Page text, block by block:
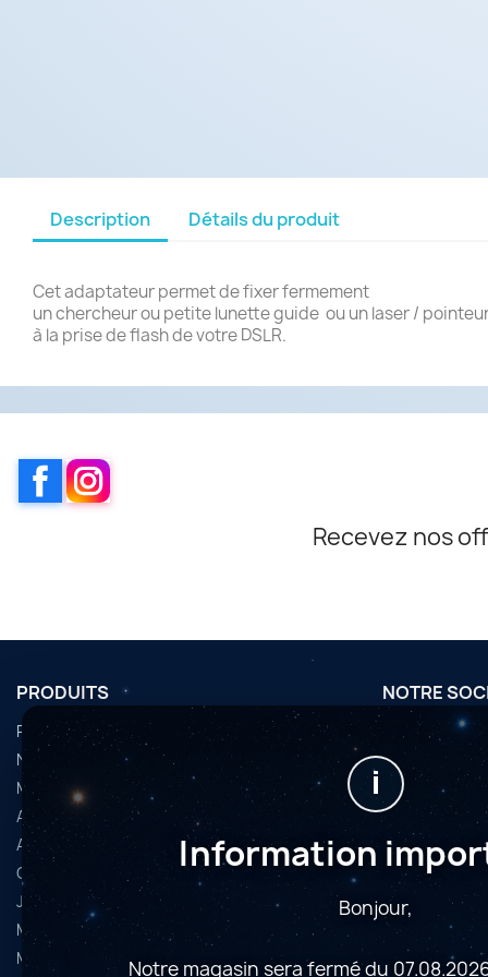
Description Détails du produit
Cet adaptateur permet de fixer fermement
un chercheur ou petite lunette guide ou un laser /
à la prise de flash de votre DSLR.
Facebook
Recevez nos
PRODUITS
Promotions
Nouveaux produits
Meilleures ventes
Accessoires
Articles d’occasion
Caméras astrophoto
Jumelles et longues-vues
Microscopes
Montures
NOTRE
Conditions
Horaires
Nous
Plan du site
Magasins
i
Information
Bonjour,
Notre magasin sera fermé du